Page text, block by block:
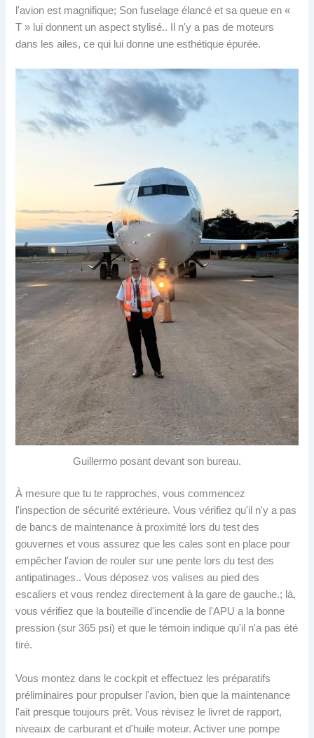
l'avion est magnifique; Son fuselage élancé et sa queue en «
T » lui donnent un aspect stylisé.. Il n'y a pas de moteurs
dans les ailes, ce qui lui donne une esthétique épurée.
Guillermo posant devant son bureau.
À mesure que tu te rapproches, vous commencez
l'inspection de sécurité extérieure. Vous vérifiez qu'il n'y a pas
de bancs de maintenance à proximité lors du test des
gouvernes et vous assurez que les cales sont en place pour
empêcher l'avion de rouler sur une pente lors du test des
antipatinages.. Vous déposez vos valises au pied des
escaliers et vous rendez directement à la gare de gauche.; là,
vous vérifiez que la bouteille d'incendie de l'APU a la bonne
pression (sur 365 psi) et que le témoin indique qu'il n'a pas été
tiré.
Vous montez dans le cockpit et effectuez les préparatifs
préliminaires pour propulser l'avion, bien que la maintenance
l'ait presque toujours prêt. Vous révisez le livret de rapport,
niveaux de carburant et d'huile moteur. Activer une pompe